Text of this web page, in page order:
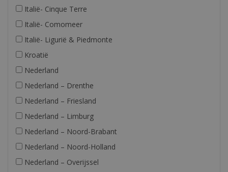
Italië- Cinque Terre
Italië- Comomeer
Italië- Ligurië & Piedmonte
Kroatië
Nederland
Nederland – Drenthe
Nederland – Friesland
Nederland – Limburg
Nederland – Noord-Brabant
Nederland – Noord-Holland
Nederland – Overijssel